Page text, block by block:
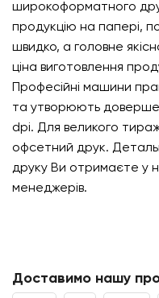
широкоформатного
продукцію на папері,
швидко, а головне
ціна виготовлення
Професійні машини
та утворюють
dpi. Для великого
офсетний друк.
друку Ви отримаєте у
менеджерів.
Доставимо нашу